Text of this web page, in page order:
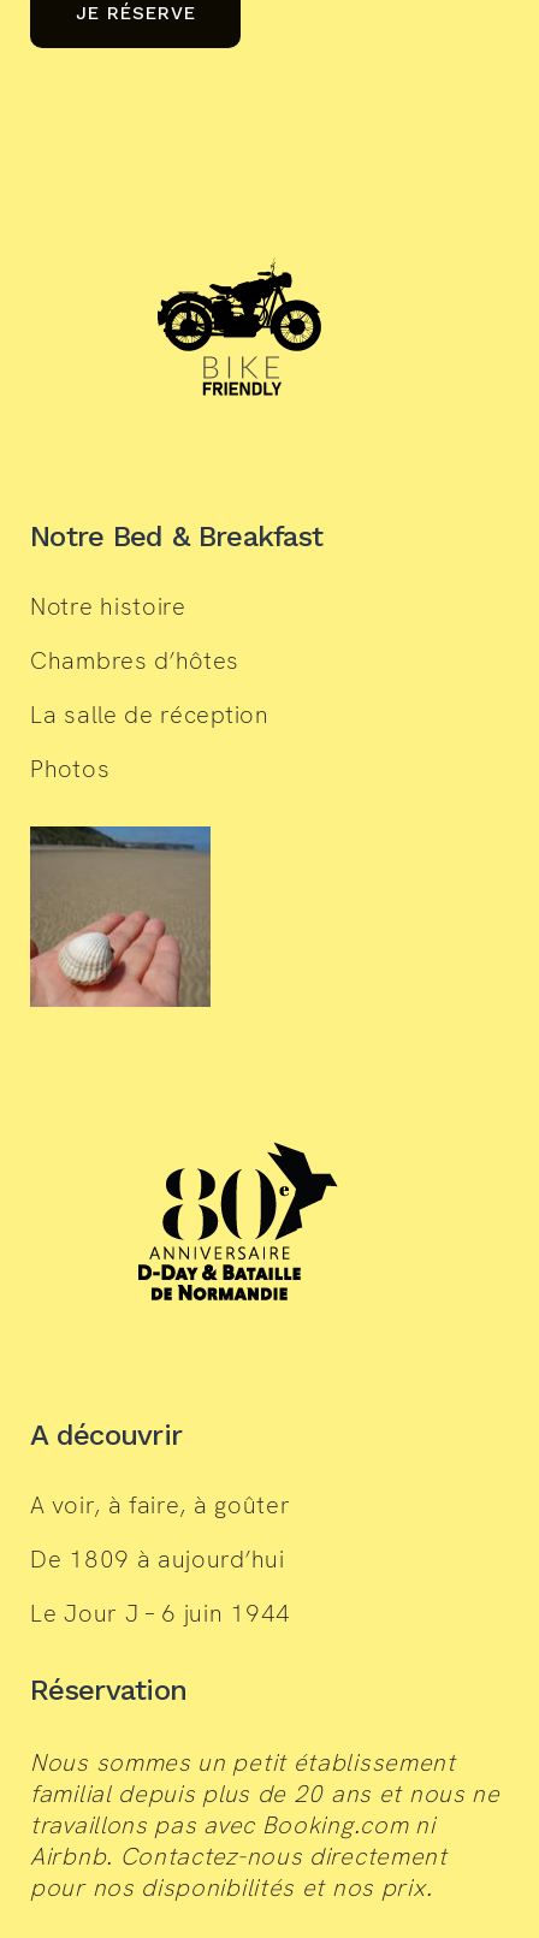
JE RÉSERVE
Notre Bed & Breakfast
Notre histoire
Chambres d’hôtes
La salle de réception
Photos
A découvrir
A voir, à faire, à goûter
De 1809 à aujourd’hui
Le Jour J – 6 juin 1944
Réservation
Nous sommes un petit établissement
familial depuis plus de 20 ans et nous ne
travaillons pas avec Booking.com ni
Airbnb. Contactez-nous directement
pour nos disponibilités et nos prix.